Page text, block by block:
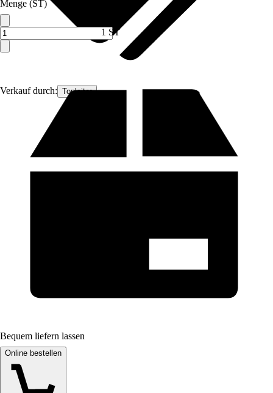
Verkauf durch: Topleiter
Menge (ST)
1 ST
Bequem liefern lassen
Online bestellen